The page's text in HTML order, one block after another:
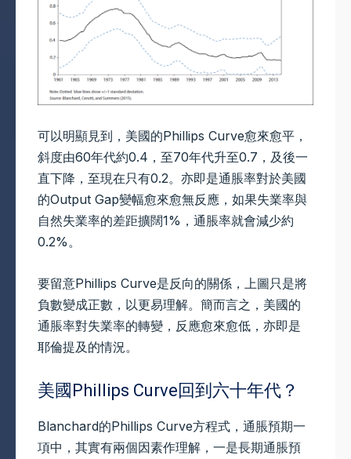
可以明顯見到，美國的Phillips Curve愈來愈平，
斜度由60年代約0.4，至70年代升至0.7，及後一
直下降，至現在只有0.2。亦即是通脹率對於美國
的Output Gap變幅愈來愈無反應，如果失業率與
自然失業率的差距擴闊1%，通脹率就會減少約
0.2%。
要留意Phillips Curve是反向的關係，上圖只是將
負數變成正數，以更易理解。簡而言之，美國的
通脹率對失業率的轉變，反應愈來愈低，亦即是
耶倫提及的情況。
美國Phillips Curve回到六十年代？
Blanchard的Phillips Curve方程式，通脹預期一
項中，其實有兩個因素作理解，一是長期通脹預